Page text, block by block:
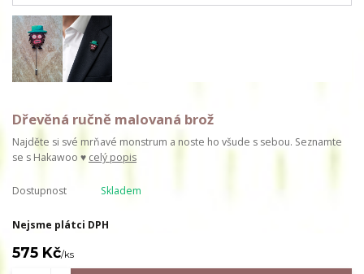
Dřevěná ručně malovaná brož
Najděte si své mrňavé monstrum a noste ho všude s sebou. Seznamte
se s Hakawoo ♥ celý popis
Dostupnost Skladem
Nejsme plátci DPH
575 Kč/ks